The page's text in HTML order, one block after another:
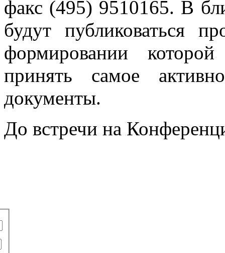
факс (495) 9510165. В
будут публиковаться
формировании
принять самое
документы.
До встречи на